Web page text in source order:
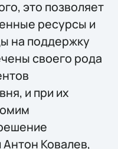
это позволяет
ресурсы и
на поддержку
своего рода
и при их
Ковалев,